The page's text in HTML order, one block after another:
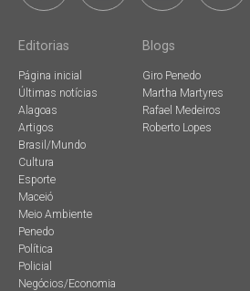
Editorias
Página inicial
Últimas notícias
Alagoas
Artigos
Brasil/Mundo
Cultura
Esporte
Maceió
Meio Ambiente
Penedo
Política
Policial
Negócios/Economia
Blogs
Giro Penedo
Martha Martyres
Rafael Medeiros
Roberto Lopes